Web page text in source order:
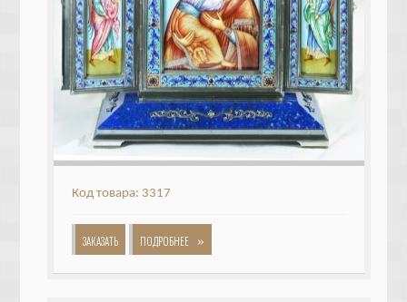
Код товара: 3317
ЗАКАЗАТЬ ПОДРОБНЕЕ »